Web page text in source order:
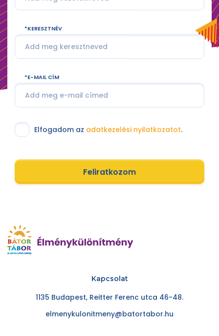
KERESZTNÉV
E-MAIL CÍM
Elfogadom az adatkezelési nyilatkozatot.
Feliratkozom
Kapcsolat
1135 Budapest, Reitter Ferenc utca 46-48.
elmenykulonitmeny@batortabor.hu